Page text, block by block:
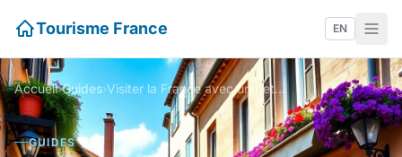
Tourisme France EN
Accueil›Guides› Visiter la France avec un petit budget : astuces et bons plans
GUIDES